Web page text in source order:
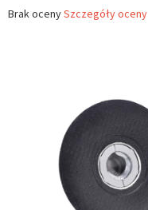
Średnia
Brak ocenySzczegóły oceny